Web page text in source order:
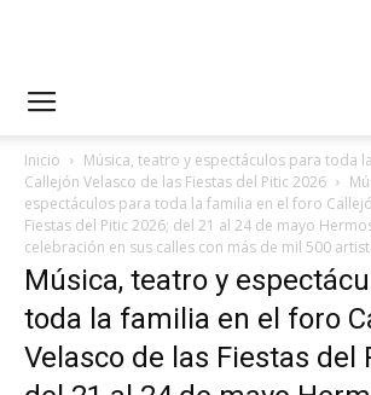
Inicio
Música, teatro y espectáculos para toda
Callejón Velasco de las Fiestas del Pitic 2026
espectáculos para toda la familia en el foro
Fiestas del Pitic 2026; del 21 al 24 de mayo
celebración en sus calles con más de mil 500
Música, teatro y
toda la familia en el foro
Velasco de las Fiestas del